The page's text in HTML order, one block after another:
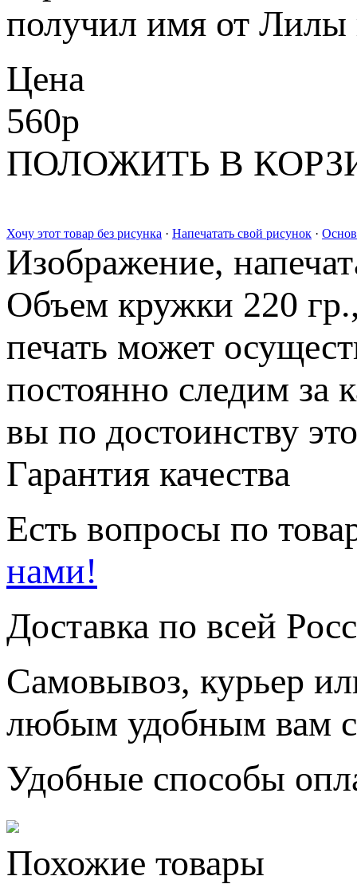
получил имя от Лилы
Цена
560p
ПОЛОЖИТЬ В
Хочу этот товар без рисунка · Напечатать свой рисунок ·
Изображение,
Объем кружки 220
печать может
постоянно следим за
вы по достоинству
Гарантия качества
Есть вопросы по
нами!
Доставка по всей
Самовывоз, курьер
любым удобным вам
Удобные способы
Похожие товары